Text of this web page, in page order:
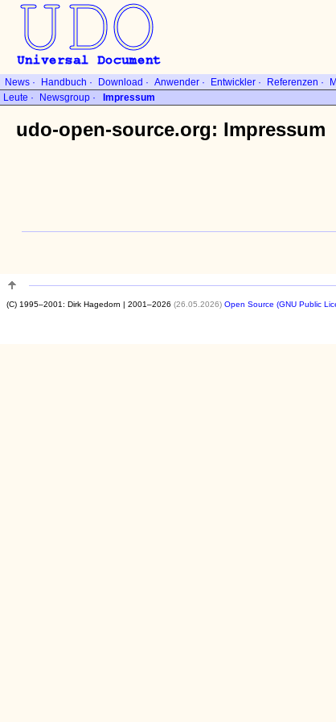
News · Handbuch · Download · Anwender · Entwickler · Referenzen ·
Leute · Newsgroup · Impressum
udo-open-source.org: Impressum
(C) 1995–2001: Dirk Hagedorn | 2001–2026 (26.05.2026) Open Source (GNU Public